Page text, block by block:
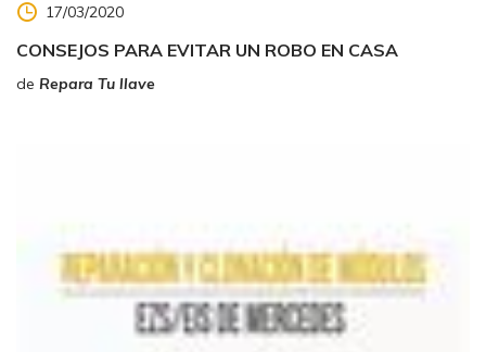
17/03/2020
CONSEJOS PARA EVITAR UN ROBO EN CASA
de Repara Tu llave